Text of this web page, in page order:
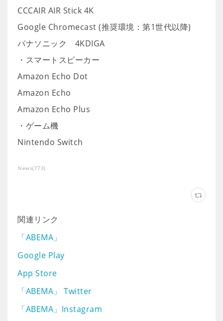
CCCAIR AIR Stick 4K
Google Chromecast (推奨環境：第1世代以降)
パナソニック 4KDIGA
・スマートスピーカー
Amazon Echo Dot
Amazon Echo
Amazon Echo Plus
・ゲーム機
Nintendo Switch
News(773)
関連リンク
「ABEMA」
Google Play
App Store
「ABEMA」 Twitter
「ABEMA」Instagram